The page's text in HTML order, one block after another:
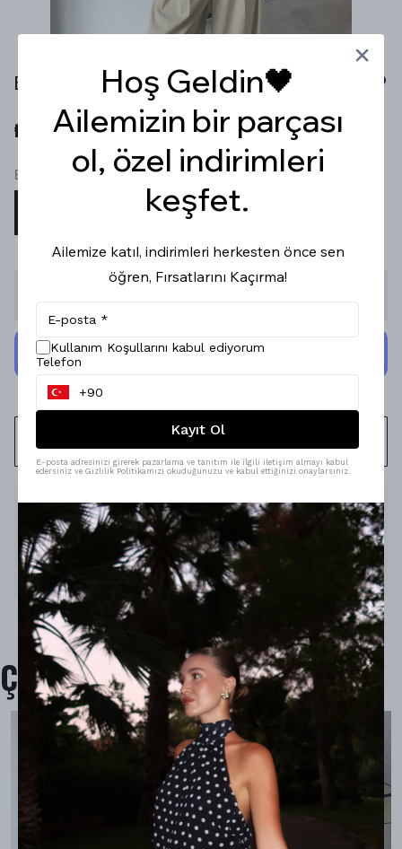
BİSİKLET YAKA KALIN ÖRGÜ KİREMİT RENGİ KAZAK
₺ 599.99
Beden
Stoğa Gelince Haber Ver
WHATSAPP
Ürün Açıklaması
Model Ölçüleri : 167cm/53kg
Modelin Beden : STANDART beden
Ürün İçeriği : -
Ürün Boyu : -
Çok Satanlar
Hoş Geldin🖤
Ailemizin bir parçası
ol, özel indirimleri
keşfet.
Ailemize katıl, indirimleri herkesten önce sen
öğren, Fırsatlarını Kaçırma!
Kullanım Koşullarını kabul ediyorum
Telefon
Kayıt Ol
E-posta adresinizi girerek pazarlama ve tanıtım ile ilgili iletişim almayı kabul
edersiniz ve Gizlilik Politikamızı okuduğunuzu ve kabul ettiğinizi onaylarsınız.